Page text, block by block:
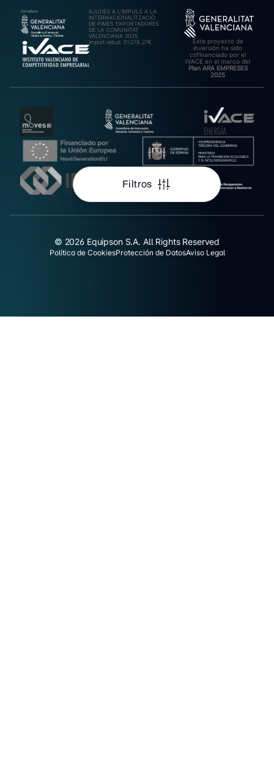
Filtros
AJUDES A L’IMPULS A LA
INTERNACIONALITZACIÓ
DE PIMES EXPORTADORES
DE LA COMUNITAT
VALENCIANA 2025.
Import rebut: 31.278,27€
Este proyecto de
inversión ha sido
cofinanciado por el
IVACE en el marco del
Plan ARA EMPRESES
2025
© 2026 Equipson S.A. All Rights Reserved
Política de CookiesProtección de DatosAviso Legal